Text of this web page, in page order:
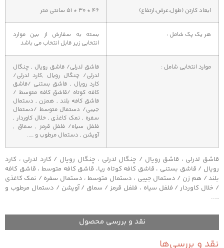
ابعاد کارتن (طول،عرض،ارتفاع) ۴۶ * ۳۰ * ۵۱ سانتی متر
هر یک پک شامل :
بسته به سفارش از بین موارد
انتخابی زیر قابل انتخاب می باشد
موارد انتخابی شامل :
قاشق لدرلی/ قاشق رویال , چنگال
لدرلی/ چنگال رویال ,کارد لدرلی/
کارد رویال , قاشق بستنی /قاشق
کافه کوتاه /قاشق کافه متوسط /
قاشق کافه بلند , همزن , دستمال
جیبی/ دستمال متوسط /دستمال
سفره , نمک کاغذی , خلال کاوردار ,
فلفل سیاه/ فلفل قرمز , سماق ,
آویشن , دستمال مرطوب و …..
قاشق لدرلی ، قاشق رویال / چنگال لدرلی ، چنگال رویال / کارد لدرلی ، کارد
رویال / قاشق بستنی ، قاشق کافه کوتاه ریا، قاشق کافه متوسط ، قاشق کافه
بلند / هم زن / دستمال جیبی ، دستمال متوسط ، دستمال سفره / نمک کاغذی
/ خلال کاوردار / فلفل سیاه ، فلفل قرمز / سماق / آویشن / دستمال مرطوب و
…..
نقد و بررسی محصول
نقد و بررسی‌ها